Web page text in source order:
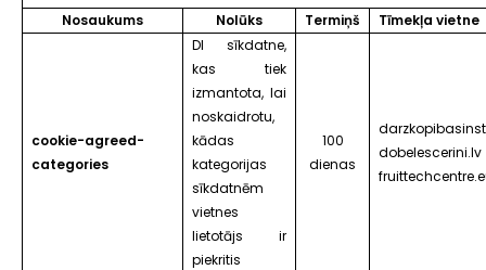
Nosaukums
Nolūks Termiņš Tīmekļa vietne
cookie-agreed-
categories
DI sīkdatne,
kas tiek
izmantota, lai
noskaidrotu,
kādas
kategorijas
sīkdatnēm
vietnes
lietotājs ir
piekritis
100
dienas
dobelescerini.lv